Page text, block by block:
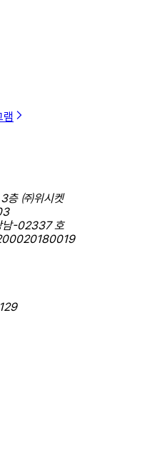
램
3층 ㈜위시켓
남-02337 호